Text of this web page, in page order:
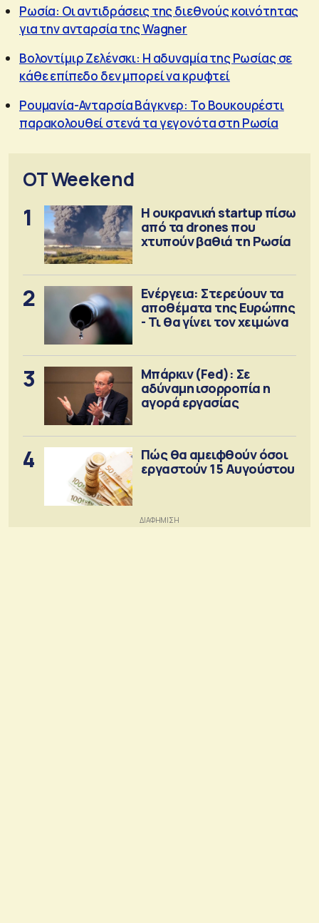
Ρωσία: Οι αντιδράσεις της διεθνούς κοινότητας
για την ανταρσία της Wagner
Βολοντίμιρ Ζελένσκι: Η αδυναμία της Ρωσίας σε
κάθε επίπεδο δεν μπορεί να κρυφτεί
Ρουμανία-Ανταρσία Βάγκνερ: Το Βουκουρέστι
παρακολουθεί στενά τα γεγονότα στη Ρωσία
OT Weekend
1
Η ουκρανική startup πίσω
από τα drones που
χτυπούν βαθιά τη Ρωσία
2
Ενέργεια: Στερεύουν τα
αποθέματα της Ευρώπης
- Τι θα γίνει τον χειμώνα
3
Μπάρκιν (Fed): Σε
αδύναμη ισορροπία η
αγορά εργασίας
4
Πώς θα αμειφθούν όσοι
εργαστούν 15 Αυγούστου